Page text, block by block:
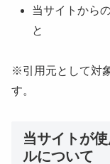
当サイトから
と
※引用元として対
す。
当サイトが
ルについて